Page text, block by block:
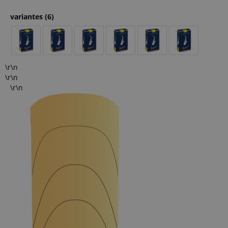
variantes (6)
\r\n
\r\n
\r\n